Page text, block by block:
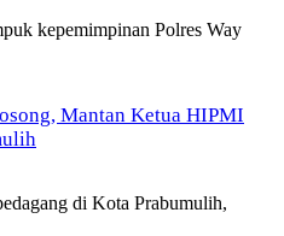
kepemimpinan Polres Way
Mantan Ketua HIPMI
di Kota Prabumulih,